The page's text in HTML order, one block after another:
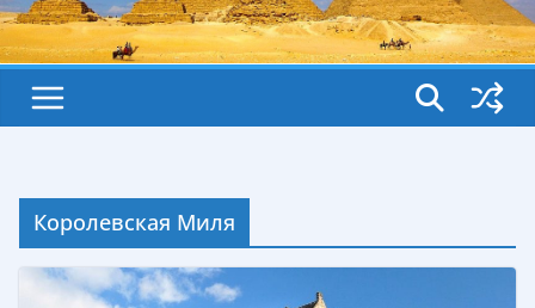
Королевская Миля